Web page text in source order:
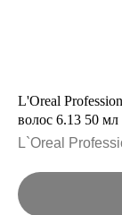
L'Oreal
волос 6.13 50 мл
L`Oreal